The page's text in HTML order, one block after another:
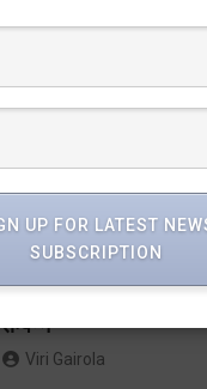
के संकल्प पर भाजपा गढ़वाल
Viri Gairola
UP FOR LATEST
SUBSCRIPTION